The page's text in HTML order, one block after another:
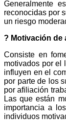
Generalmente
reconocidas por
un riesgo
? Motivación de
Consiste en
motivados por el
influyen en el
por parte de los
por afiliación
Las que están
importancia a
individuos